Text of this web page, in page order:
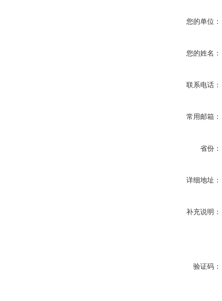
您的单位：
您的姓名：
联系电话：
常用邮箱：
省份：
详细地址：
补充说明：
验证码：